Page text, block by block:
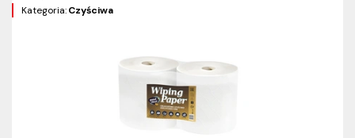
Kategoria:Czyściwa